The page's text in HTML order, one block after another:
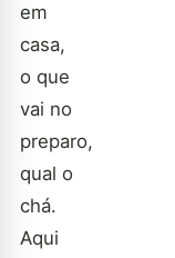
em
casa,
o que
vai no
preparo,
qual o
chá.
Aqui